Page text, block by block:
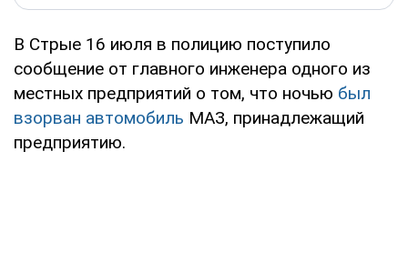
В Стрые 16 июля в полицию поступило
сообщение от главного инженера одного из
местных предприятий о том, что ночью был
взорван автомобиль МАЗ, принадлежащий
предприятию.